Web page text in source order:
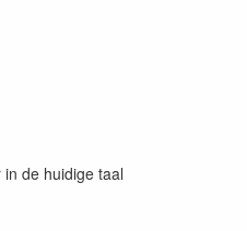
de huidige taal